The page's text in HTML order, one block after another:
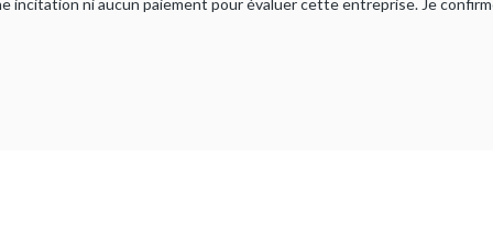
incitation ni aucun paiement pour évaluer cette entreprise. Je